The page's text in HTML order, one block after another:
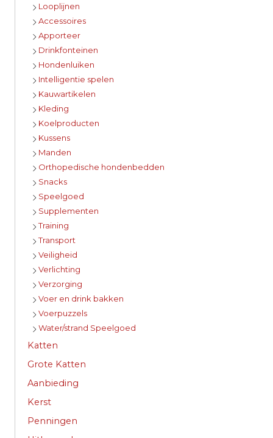
Looplijnen
Accessoires
Apporteer
Drinkfonteinen
Hondenluiken
Intelligentie spelen
Kauwartikelen
Kleding
Koelproducten
Kussens
Manden
Orthopedische hondenbedden
Snacks
Speelgoed
Supplementen
Training
Transport
Veiligheid
Verlichting
Verzorging
Voer en drink bakken
Voerpuzzels
Water/strand Speelgoed
Katten
Grote Katten
Aanbieding
Kerst
Penningen